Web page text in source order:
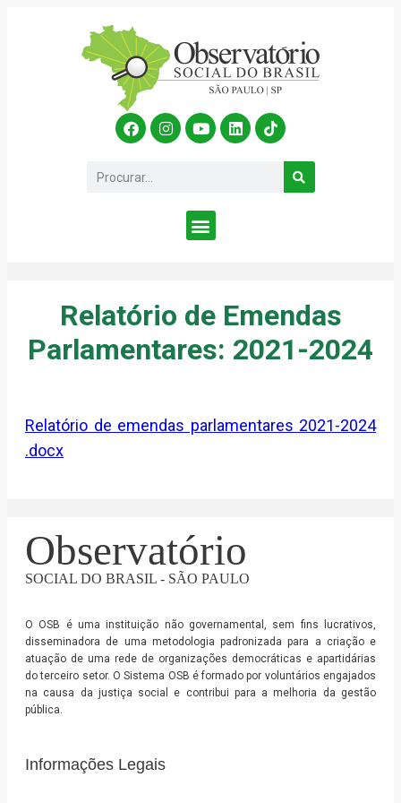
Relatório de Emendas
Parlamentares: 2021-2024
Relatório de emendas parlamentares 2021-2024
.docx
Observatório
SOCIAL DO BRASIL - SÃO PAULO
O OSB é uma instituição não governamental, sem fins lucrativos,
disseminadora de uma metodologia padronizada para a criação e
atuação de uma rede de organizações democráticas e apartidárias
do terceiro setor. O Sistema OSB é formado por voluntários engajados
na causa da justiça social e contribui para a melhoria da gestão
pública.
Informações Legais